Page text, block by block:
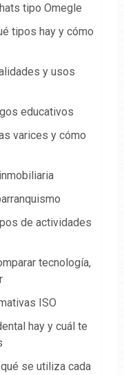
tipo Omegle
tipos hay y cómo
y usos
educativos
varices y cómo
de actividades
tecnología,
ISO
hay y cuál te
se utiliza cada